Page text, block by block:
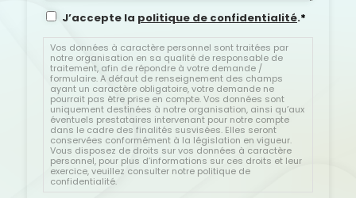
R
J’accepte la politique de confidentialité.*
Vos données à caractère personnel sont traitées par
notre organisation en sa qualité de responsable de
traitement, afin de répondre à votre demande /
formulaire. A défaut de renseignement des champs
ayant un caractère obligatoire, votre demande ne
pourrait pas être prise en compte. Vos données sont
uniquement destinées à notre organisation, ainsi qu’aux
éventuels prestataires intervenant pour notre compte
dans le cadre des finalités susvisées. Elles seront
conservées conformément à la législation en vigueur.
Vous disposez de droits sur vos données à caractère
personnel, pour plus d’informations sur ces droits et leur
exercice, veuillez consulter notre politique de
confidentialité.